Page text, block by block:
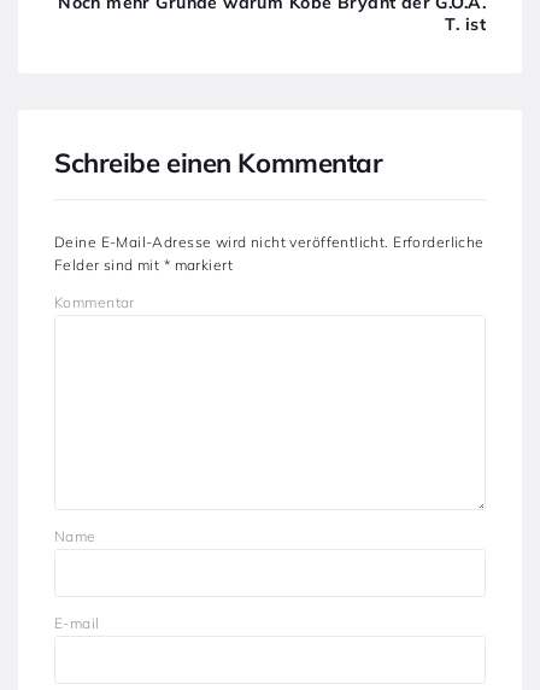
T. ist
Schreibe einen Kommentar
Deine E-Mail-Adresse wird nicht veröffentlicht. Erforderliche
Felder sind mit * markiert
Kommentar
Name
E-mail